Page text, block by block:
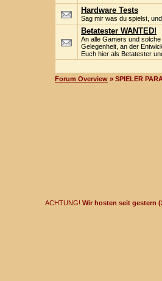
Hardware Tests
Sag mir was du spielst,
Betatester WANTED!
An alle Gamers und
Gelegenheit, an der
Euch hier als Betatester
Forum Overview » SPIELER
ACHTUNG! Wir hosten seit gestern